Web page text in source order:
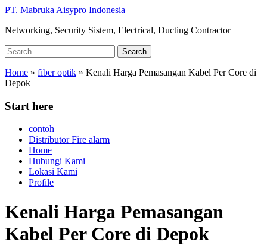
Skip
main
PT. Mabruka Aisypro Indonesia
Networking, Security Sistem, Electrical, Ducting Contractor
Search
for:
Search
Home » fiber optik » Kenali Harga Pemasangan Kabel Per Core di
Depok
Start here
contoh
Distributor Fire alarm
Home
Hubungi Kami
Lokasi Kami
Profile
Kenali Harga Pemasangan
Kabel Per Core di Depok